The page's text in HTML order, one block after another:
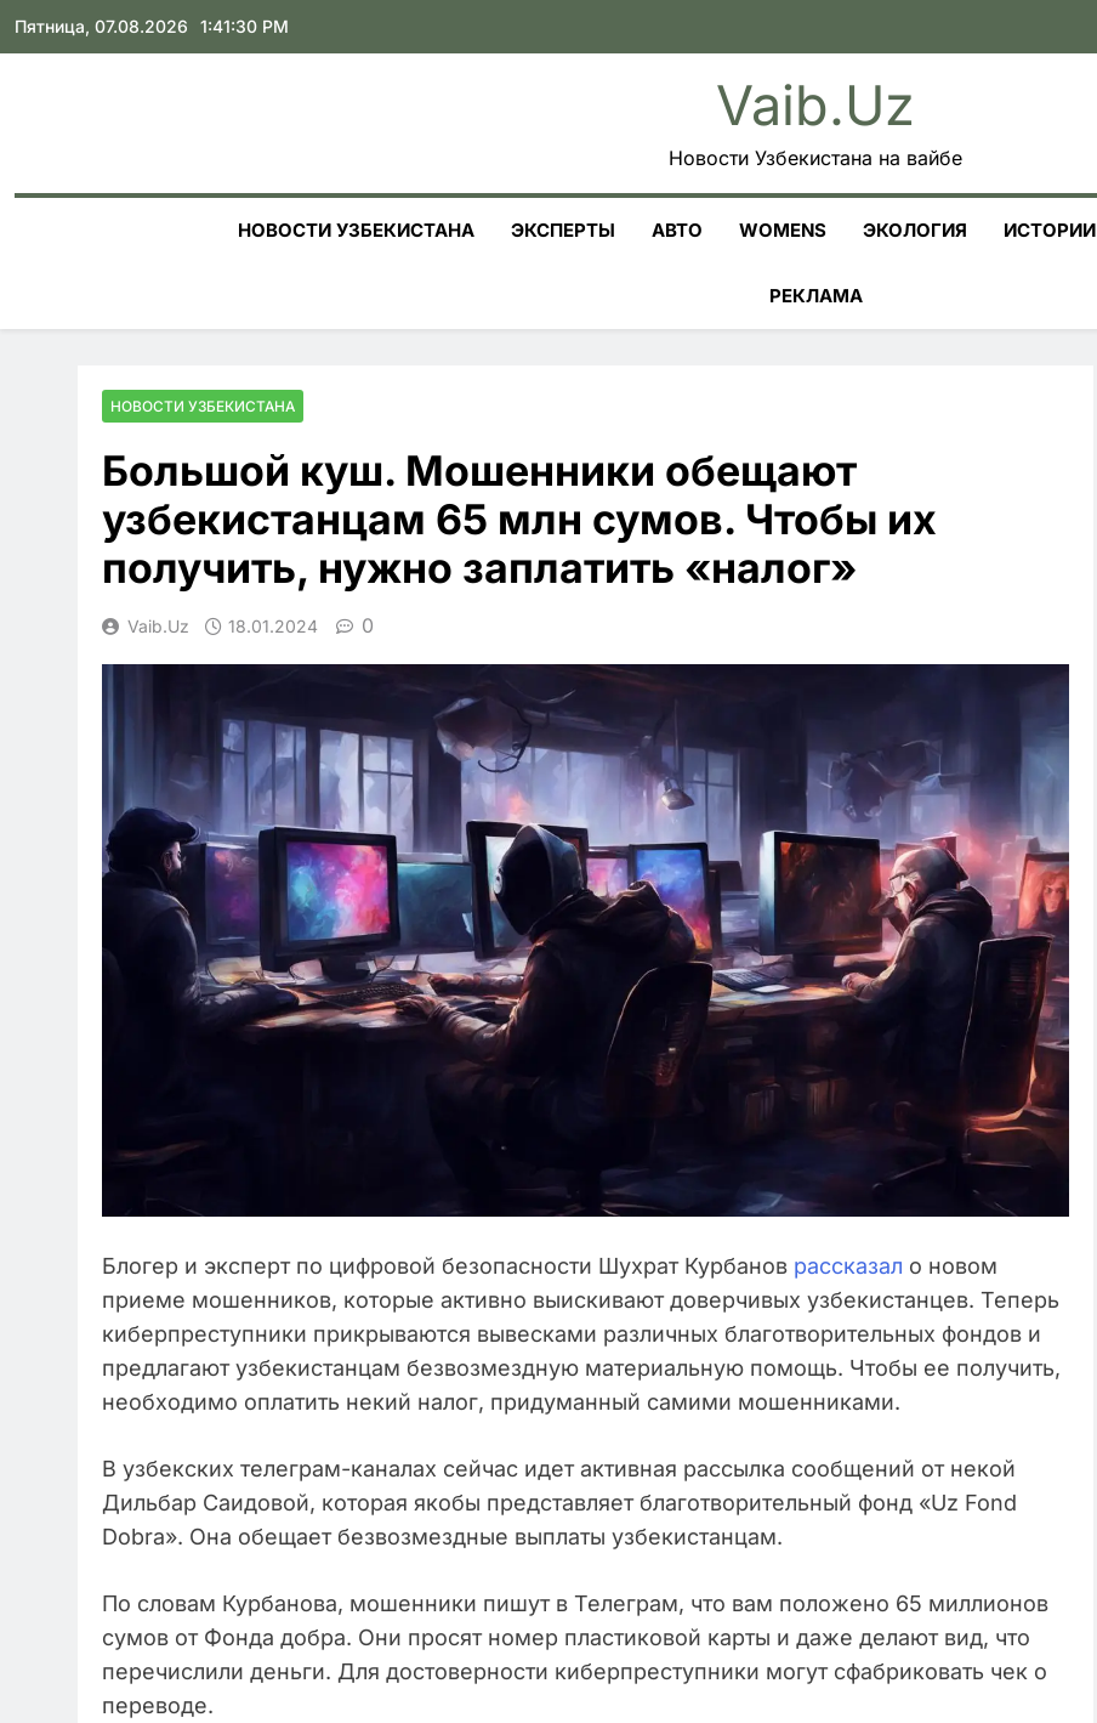
Skip
Пятница, 07.08.2026 1:41:31 PM
Vaib.uz
Новости Узбекистана на вайбе
НОВОСТИ УЗБЕКИСТАНА ЭКСПЕРТЫ АВТО WOMENS ЭКОЛОГИЯ ИСТОРИИ
РЕКЛАМА
НОВОСТИ УЗБЕКИСТАНА
Большой куш. Мошенники обещают
узбекистанцам 65 млн сумов. Чтобы их
получить, нужно заплатить «налог»
Vaib.uz 18.01.2024 0
Блогер и эксперт по цифровой безопасности Шухрат Курбанов рассказал о новом
приеме мошенников, которые активно выискивают доверчивых узбекистанцев. Теперь
киберпреступники прикрываются вывесками различных благотворительных фондов и
предлагают узбекистанцам безвозмездную материальную помощь. Чтобы ее получить,
необходимо оплатить некий налог, придуманный самими мошенниками.
В узбекских телеграм-каналах сейчас идет активная рассылка сообщений от некой
Дильбар Саидовой, которая якобы представляет благотворительный фонд «Uz Fond
Dobra». Она обещает безвозмездные выплаты узбекистанцам.
По словам Курбанова, мошенники пишут в Телеграм, что вам положено 65 миллионов
сумов от Фонда добра. Они просят номер пластиковой карты и даже делают вид, что
перечислили деньги. Для достоверности киберпреступники могут сфабриковать чек о
переводе.